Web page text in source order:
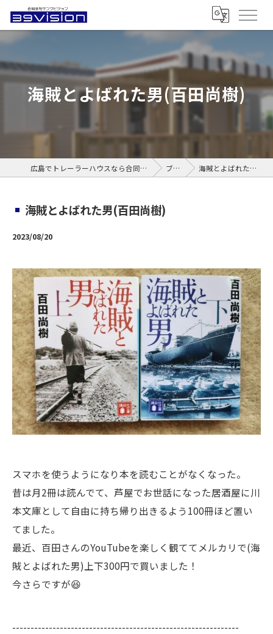
海賊とよばれた男(百田尚樹)
広島でトレーラーハウスなら合同会社サンクビジョン ブログ 海賊とよばれた男(百田尚樹)
海賊とよばれた男(百田尚樹)
2023/08/20
スマホを使うようになり本を読むことがなくなった。
昔は月2冊は読んでて、芦屋でお世話になった居酒屋に川
本文庫として自由に持ち帰り出きるよう100冊ほど置い
てました。
最近、百田さんのYouTubeを楽しく観ててメルカリで(海
賊とよばれた男)上下300円で買いました！
今さらですが😆
--------------------------------------------------------------